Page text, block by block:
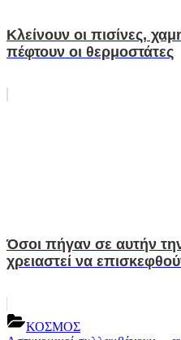
Κλείνουν οι πισίνες,
πέφτουν οι θερμοστάτες
Όσοι πήγαν σε αυτήν
χρειαστεί να
ΚΟΣΜΟΣ